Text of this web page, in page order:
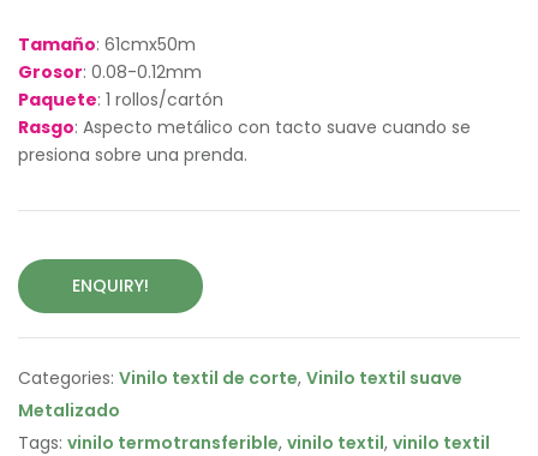
Tamaño: 61cmx50m
Grosor: 0.08-0.12mm
Paquete: 1 rollos/cartón
Rasgo: Aspecto metálico con tacto suave cuando se
presiona sobre una prenda.
ENQUIRY!
Categories: Vinilo textil de corte, Vinilo textil suave
Metalizado
Tags: vinilo termotransferible, vinilo textil, vinilo textil